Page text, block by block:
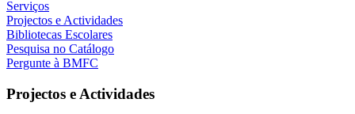
Serviços
Projectos e Actividades
Bibliotecas Escolares
Pesquisa no Catálogo
Pergunte à BMFC
Projectos e Actividades